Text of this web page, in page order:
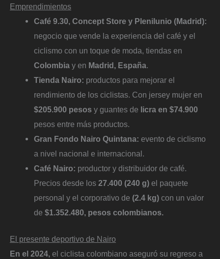
Emprendimientos
Café 9.30, Concept Store y Plenilunio (Madrid):
negocio que vende la experiencia del café y el
ciclismo con un toque de moda, tiendas en
Colombia y en Madrid, España.
Tienda Nairo: productos para mejorar el
rendimiento de los ciclistas. Con jersey mujer en
$205.900 pesos y guantes de licra en $74.900
pesos entre más productos.
Gran Fondo Nairo Quintana:evento de ciclismo
a nivel nacional e internacional.
Café Nairo: productor y distribuidor de café.
Precios desde los27.400 (240 g) el paquete
personal y el corporativo de (2.4 kg)con un valor
de$1.352.480, pesos colombianos.
El presente deportivo de Nairo
En el 2024, el ciclista colombiano aseguró su regreso a